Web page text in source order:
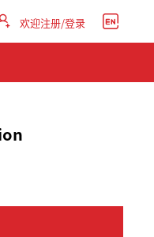
欢迎注册/登录